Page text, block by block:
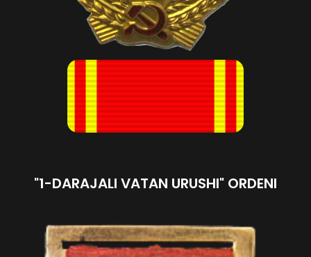
"1-DARAJALI VATAN URUSHI" ORDENI